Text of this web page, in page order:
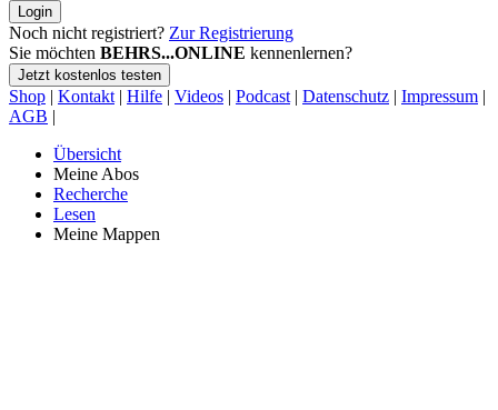
Login
Noch nicht registriert? Zur Registrierung
Sie möchten BEHRS...ONLINE kennenlernen?
Jetzt kostenlos testen
Shop | Kontakt | Hilfe | Videos | Podcast | Datenschutz | Impressum |
AGB |
Übersicht
Meine Abos
Recherche
Lesen
Meine Mappen